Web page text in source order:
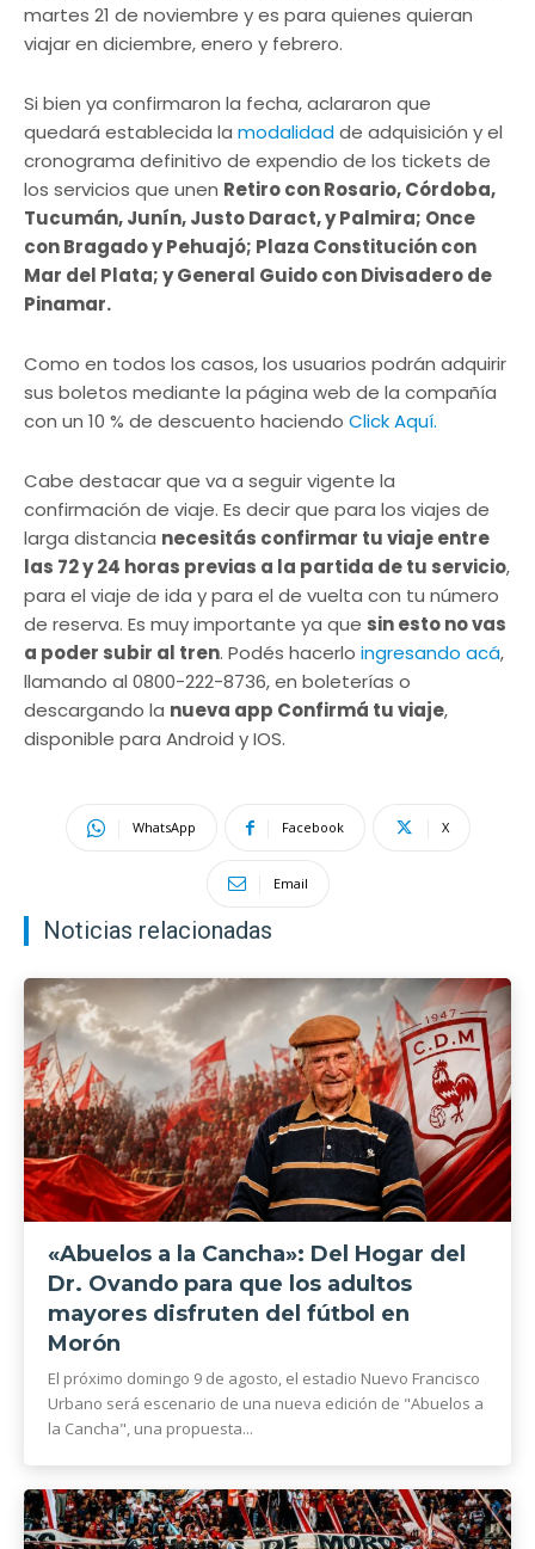
martes 21 de noviembre y es para quienes quieran
viajar en diciembre, enero y febrero.
Si bien ya confirmaron la fecha, aclararon que
quedará establecida la modalidadde adquisición y el
cronograma definitivo de expendio de los tickets de
los servicios que unen Retiro con Rosario, Córdoba,
Tucumán, Junín, Justo Daract, y Palmira; Once
con Bragado y Pehuajó; Plaza Constitución con
Mar del Plata; y General Guido con Divisadero de
Pinamar.
Como en todos los casos, los usuarios podrán adquirir
sus boletos mediante la página web de la compañía
con un 10 % de descuento haciendo Click Aquí.
Cabe destacar que va a seguir vigente la
confirmación de viaje. Es decir que para los viajes de
larga distancia necesitás confirmar tu viaje entre
las 72 y 24 horas previas a la partida de tu servicio,
para el viaje de ida y para el de vuelta con tu número
de reserva. Es muy importante ya que sin esto no vas
a poder subir al tren. Podés hacerlo ingresando acá,
llamando al 0800-222-8736, en boleterías o
descargando la nueva app Confirmá tu viaje,
disponible para Android y IOS.
WhatsApp Facebook X
Email
Noticias relacionadas
«Abuelos a la Cancha»: Del Hogar del
Dr. Ovando para que los adultos
mayores disfruten del fútbol en
Morón
El próximo domingo 9 de agosto, el estadio Nuevo Francisco
Urbano será escenario de una nueva edición de "Abuelos a
la Cancha", una propuesta...